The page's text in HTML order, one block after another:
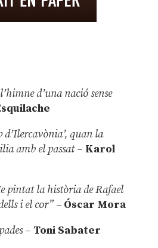
d’una nació sense
d’Ilercavònia’, quan la
amb el passat– Karol
pintat la història de Rafael
i el cor” –Óscar Mora
– Toni Sabater